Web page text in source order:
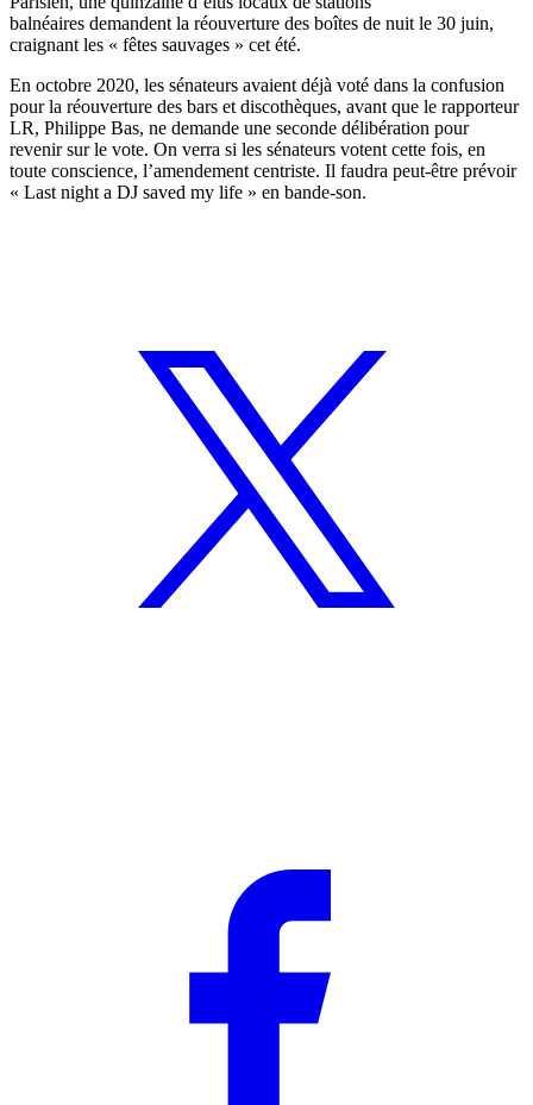
balnéaires demandent la réouverture des boîtes de nuit le 30 juin,
craignant les « fêtes sauvages » cet été.
En octobre 2020, les sénateurs avaient déjà voté dans la confusion
pour la réouverture des bars et discothèques, avant que le rapporteur
LR, Philippe Bas, ne demande une seconde délibération pour
revenir sur le vote. On verra si les sénateurs votent cette fois, en
toute conscience, l’amendement centriste. Il faudra peut-être prévoir
« Last night a DJ saved my life » en bande-son.